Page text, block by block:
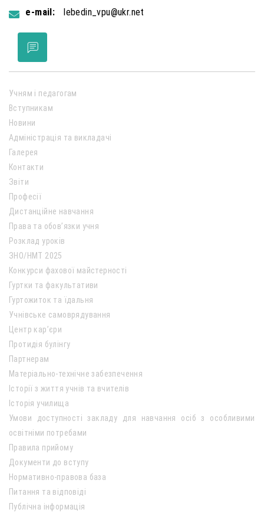
e-mail:
lebedin_vpu@ukr.net
Учням і педагогам
Вступникам
Новини
Адміністрація та викладачі
Галерея
Контакти
Звіти
Професії
Дистанційне навчання
Права та обов’язки учня
Розклад уроків
ЗНО/НМТ 2025
Конкурси фахової майстерності
Гуртки та факультативи
Гуртожиток та їдальня
Учнівське самоврядування
Центр кар’єри
Протидія булінгу
Партнерам
Матеріально-технічне забезпечення
Історії з життя учнів та вчителів
Історія училища
Умови доступності закладу для навчання осіб з особливими
освітніми потребами
Правила прийому
Документи до вступу
Нормативно-правова база
Питання та відповіді
Публічна інформація